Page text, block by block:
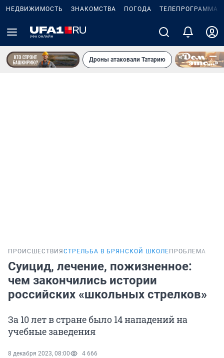
НЕДВИЖИМОСТЬ ЗНАКОМСТВА ПОГОДА ТЕЛЕПРОГРАММА
Дроны атаковали Татарию
ПРОИСШЕСТВИЯ СТРЕЛЬБА В БРЯНСКОЙ ШКОЛЕ ПРОБЛЕМА
Суицид, лечение, пожизненное:
чем закончились истории
российских «школьных стрелков»
За 10 лет в стране было 14 нападений на
учебные заведения
8 декабря 2023, 08:00 4 666